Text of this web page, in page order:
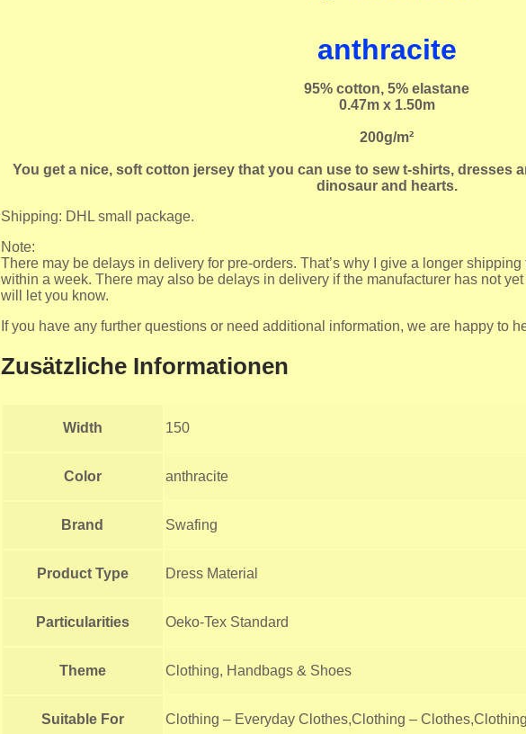
anthracite
95% cotton, 5% elastane
0.47m x 1.50m
200g/m²
You get a nice, soft cotton jersey that you can use to sew t-shirts, dresses
dinosaur and hearts.
Shipping: DHL small package.
Note:
There may be delays in delivery for pre-orders. That’s why I give a longer
within a week. There may also be delays in delivery if the manufacturer has not
will let you know.
If you have any further questions or need additional information, we are happy to
Zusätzliche Informationen
Width 150
Color anthracite
Brand Swafing
Product Type Dress Material
Particularities Oeko-Tex Standard
Theme Clothing, Handbags & Shoes
Suitable For Clothing – Everyday Clothes,Clothing –